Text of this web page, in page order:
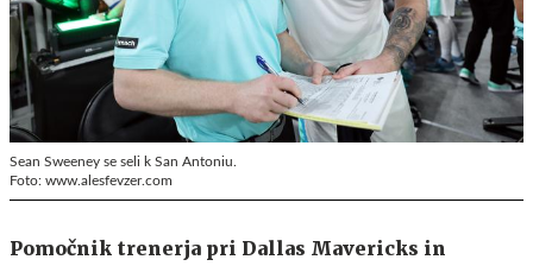
Sean Sweeney se seli k San Antoniu.
Foto: www.alesfevzer.com
Pomočnik trenerja pri Dallas Mavericks in